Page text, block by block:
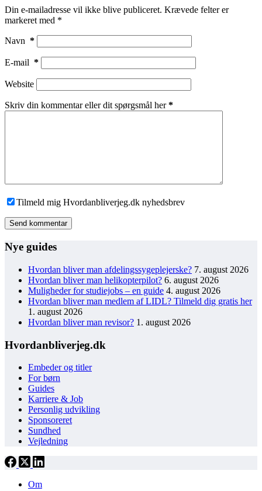
Din e-mailadresse vil ikke blive publiceret. Krævede felter er
markeret med *
Navn *
E-mail *
Website
Skriv din kommentar eller dit spørgsmål her*
Tilmeld mig Hvordanbliverjeg.dk nyhedsbrev
Send kommentar
Nye guides
Hvordan bliver man afdelingssygeplejerske? 7. august 2026
Hvordan bliver man helikopterpilot? 6. august 2026
Muligheder for studiejobs – en guide 4. august 2026
Hvordan bliver man medlem af LIDL? Tilmeld dig gratis her
1. august 2026
Hvordan bliver man revisor? 1. august 2026
Hvordanbliverjeg.dk
Embeder og titler
For børn
Guides
Karriere & Job
Personlig udvikling
Sponsoreret
Sundhed
Vejledning
Om